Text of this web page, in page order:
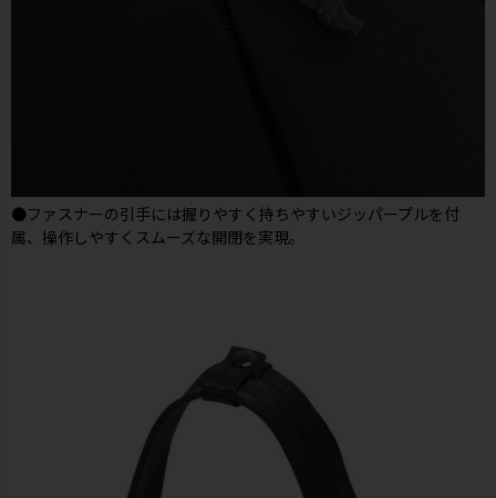
●ファスナーの引手には握りやすく持ちやすいジッパープルを付
属、操作しやすくスムーズな開閉を実現。